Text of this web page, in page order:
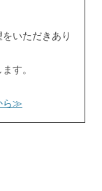
いただきあり
す。
ら≫